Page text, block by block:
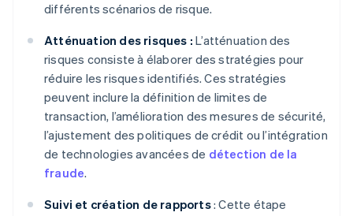
différents scénarios de risque.
Atténuation des risques : L’atténuation des
risques consiste à élaborer des stratégies pour
réduire les risques identifiés. Ces stratégies
peuvent inclure la définition de limites de
transaction, l’amélioration des mesures de sécurité,
l’ajustement des politiques de crédit ou l’intégration
de technologies avancées de détection de la
fraude.
Suivi et création de rapports: Cette étape